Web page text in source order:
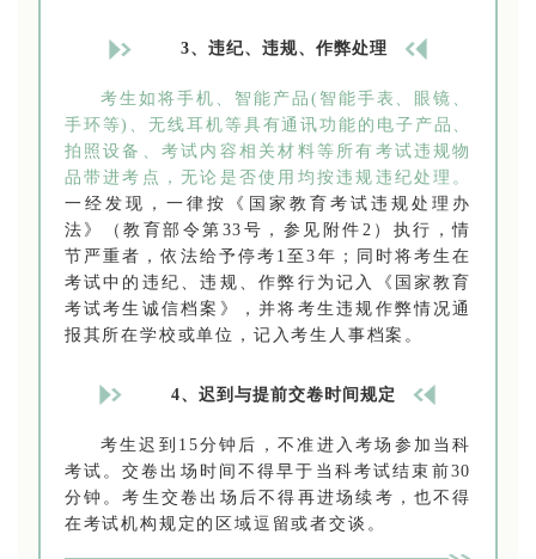
3、违纪、违规、作弊处理
考生如将手机、智能产品(智能手表、眼镜、
手环等)、无线耳机等具有通讯功能的电子产品、
拍照设备、考试内容相关材料等所有考试违规物
品带进考点，无论是否使用均按违规违纪处理。
一经发现，一律按《国家教育考试违规处理办
法》（教育部令第33号，参见附件2）执行，情
节严重者，依法给予停考1至3年；同时将考生在
考试中的违纪、违规、作弊行为记入《国家教育
考试考生诚信档案》，并将考生违规作弊情况通
报其所在学校或单位，记入考生人事档案。
4、迟到与提前交卷时间规定
考生迟到15分钟后，不准进入考场参加当科
考试。交卷出场时间不得早于当科考试结束前30
分钟。考生交卷出场后不得再进场续考，也不得
在考试机构规定的区域逗留或者交谈。